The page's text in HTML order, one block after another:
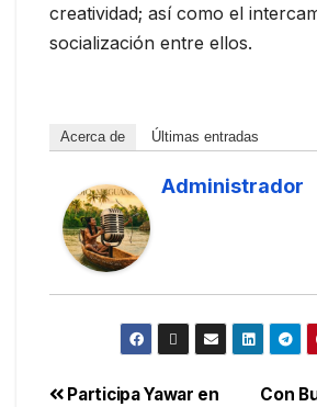
creatividad; así como el
socialización entre ellos.
Acerca de Últimas entradas
Administrador
Con
Participa Yawar en